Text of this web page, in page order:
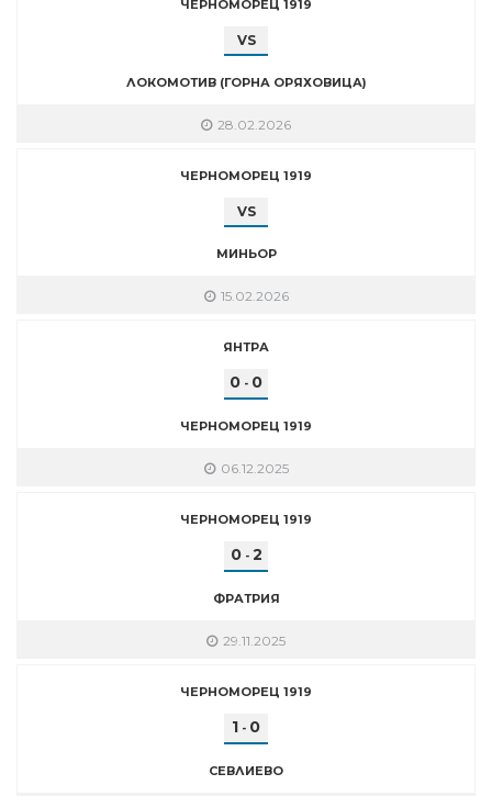
ЧЕРНОМОРЕЦ 1919
VS
ЛОКОМОТИВ (ГОРНА ОРЯХОВИЦА)
28.02.2026
ЧЕРНОМОРЕЦ 1919
VS
МИНЬОР
15.02.2026
ЯНТРА
0 - 0
ЧЕРНОМОРЕЦ 1919
06.12.2025
ЧЕРНОМОРЕЦ 1919
0- 2
ФРАТРИЯ
29.11.2025
ЧЕРНОМОРЕЦ 1919
1 - 0
СЕВЛИЕВО